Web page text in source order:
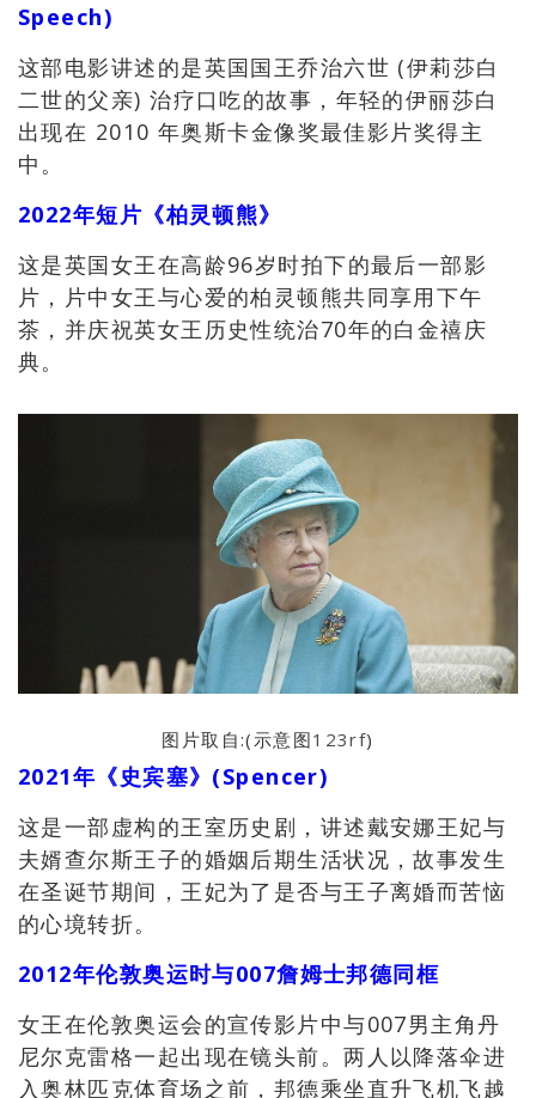
Speech)
这部电影讲述的是英国国王乔治六世 (伊莉莎白
二世的父亲) 治疗口吃的故事，年轻的伊丽莎白
出现在 2010 年奥斯卡金像奖最佳影片奖得主
中。
2022年短片《柏灵顿熊》
这是英国女王在高龄96岁时拍下的最后一部影
片，片中女王与心爱的柏灵顿熊共同享用下午
茶，并庆祝英女王历史性统治70年的白金禧庆
典。
图片取自:(示意图123rf)
2021年《史宾塞》(Spencer)
这是一部虚构的王室历史剧，讲述戴安娜王妃与
夫婿查尔斯王子的婚姻后期生活状况，故事发生
在圣诞节期间，王妃为了是否与王子离婚而苦恼
的心境转折。
2012年伦敦奥运时与007詹姆士邦德同框
女王在伦敦奥运会的宣传影片中与007男主角丹
尼尔克雷格一起出现在镜头前。两人以降落伞进
入奥林匹克体育场之前，邦德乘坐直升飞机飞越